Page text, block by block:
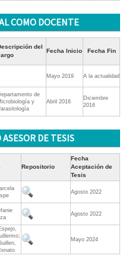
COMO DOCENTE
del
Fecha Inicio Fecha Fin
Mayo 2019 A la actualidad
de
y
Abril 2016
Diciembre
2016
DE TESIS
Repositorio
Fecha
Aceptación de
Tesis
Agosto 2022
Agosto 2022
Mayo 2024